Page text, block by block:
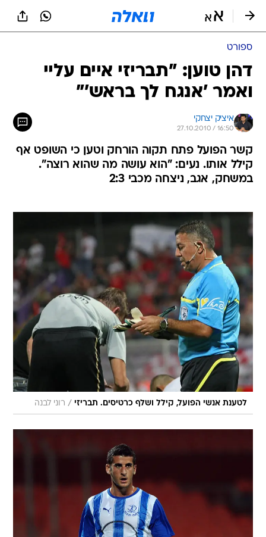
ספורט
דהן טוען: "תבריזי איים עליי
ואמר 'אנגח לך בראש'"
איציק יצחקי
27.10.2010 / 16:50
קשר הפועל פתח תקוה הורחק וטען כי השופט אף
קילל אותו. נעים: "הוא עושה מה שהוא רוצה".
במשחק, אגב, ניצחה מכבי 2:3
לטענת אנשי הפועל, קילל ושלף כרטיסים. תבריזי / רוני לבנה